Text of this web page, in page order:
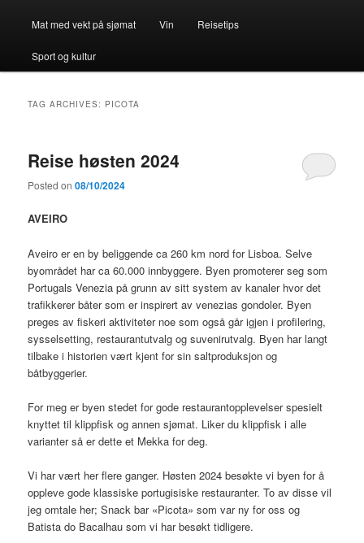
Mat med vekt på sjømat Vin Reisetips
Sport og kultur
TAG ARCHIVES: PICOTA
Reise høsten 2024
Posted on08/10/2024
AVEIRO
Aveiro er en by beliggende ca 260 km nord for Lisboa. Selve
byområdet har ca 60.000 innbyggere. Byen promoterer seg som
Portugals Venezia på grunn av sitt system av kanaler hvor det
trafikkerer båter som er inspirert av venezias gondoler. Byen
preges av fiskeri aktiviteter noe som også går igjen i profilering,
sysselsetting, restaurantutvalg og suvenirutvalg. Byen har langt
tilbake i historien vært kjent for sin saltproduksjon og
båtbyggerier.
For meg er byen stedet for gode restaurantopplevelser spesielt
knyttet til klippfisk og annen sjømat. Liker du klippfisk i alle
varianter så er dette et Mekka for deg.
Vi har vært her flere ganger. Høsten 2024 besøkte vi byen for å
oppleve gode klassiske portugisiske restauranter. To av disse vil
jeg omtale her; Snack bar «Picota» som var ny for oss og
Batista do Bacalhau som vi har besøkt tidligere.